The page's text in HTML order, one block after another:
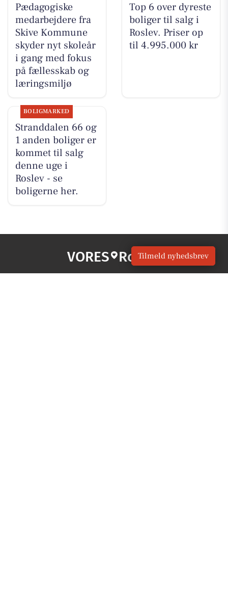
Pædagogiske
medarbejdere fra
Skive Kommune
skyder nyt skoleår
i gang med fokus
på fællesskab og
læringsmiljø
Top 6 over dyreste
boliger til salg i
Roslev. Priser op
til 4.995.000 kr
BOLIGMARKED
Stranddalen 66 og
1 anden boliger er
kommet til salg
denne uge i
Roslev - se
boligerne her.
VORES Roslev
Tilmeld nyhedsbrev